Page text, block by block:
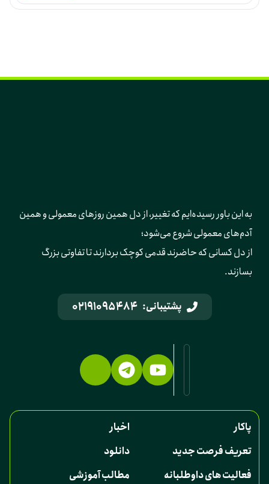
به این باور رسیده‌ایم که تغییر، از دل همین روزهای معمولی و همین
آدم‌های معمولی شروع می‌شود؛
از دل کسانی که حاضرند قدمی کوچک بردارند تا تفاوتی بزرگ
بسازند.
پشتیبانی: 02191095484
پاکار
اخبار
تعریف فرصت جدید
دانلود
فعالیت های داوطلبانه
مطالب آموزشی